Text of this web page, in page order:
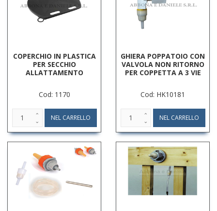
COPERCHIO IN PLASTICA
PER SECCHIO
ALLATTAMENTO
Cod: 1170
GHIERA POPPATOIO CON
VALVOLA NON RITORNO
PER COPPETTA A 3 VIE
Cod: HK10181